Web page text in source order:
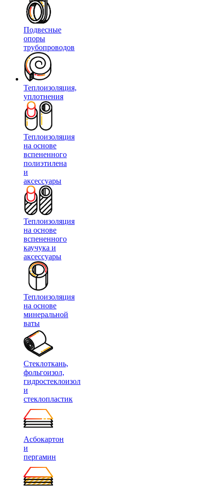
Подвесные
опоры
трубопроводов
Теплоизоляция,
уплотнения
Теплоизоляция
на основе
вспененного
полиэтилена
и
аксессуары
Теплоизоляция
на основе
вспененного
каучука и
аксессуары
Теплоизоляция
на основе
минеральной
ваты
Стеклоткань,
фольгоизол,
гидростеклоизол
и
стеклопластик
Асбокартон
и
пергамин